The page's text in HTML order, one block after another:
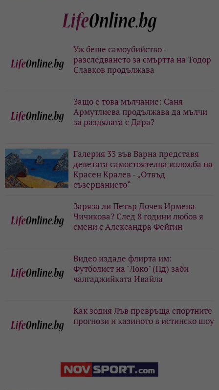
Уж беше самоубийство -
разследването за смъртта на Тодор
Славков продължава
Защо е това мълчание: Саня
Армутлиева продължава да мълчи
за раздялата с Дара?
Галерия 33 във Варна представя
деветата самостоятелна изложба на
Красен Кралев - „Отвъд
съзерцанието“
Заряза ли Петър Дочев Ирмена
Чичикова? След 8 години любов я
смени с Александра Фейгин
Видео издаде флирта им:
Футболист на "Локо" (Пд) заби
чалгаджийката Ивайла
Как зодия Лъв превръща спортните
прогнози и казиното в истинско шоу